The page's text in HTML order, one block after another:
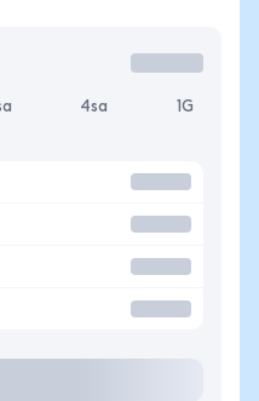
4sa 1G